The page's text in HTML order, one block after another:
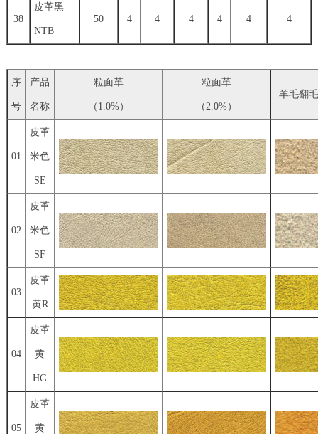
38
皮革黑
NTB
50 4 4 4 4 4 4
序
号
产品
名称
粒面革
（1.0%）
粒面革
（2.0%）
羊毛翻
01
皮革
米色
SE
02
皮革
米色
SF
03
皮革
黄R
04
皮革
黄
HG
05
皮革
黄